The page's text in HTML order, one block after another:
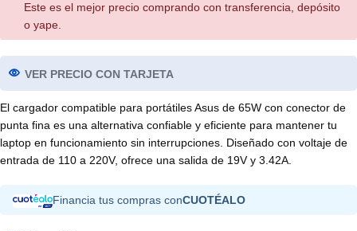
Este es el mejor precio comprando con transferencia, depósito
o yape.
VER PRECIO CON TARJETA
El cargador compatible para portátiles Asus de 65W con conector de
punta fina es una alternativa confiable y eficiente para mantener tu
laptop en funcionamiento sin interrupciones. Diseñado con voltaje de
entrada de 110 a 220V, ofrece una salida de 19V y 3.42A.
Financia tus compras conCUOTÉALO